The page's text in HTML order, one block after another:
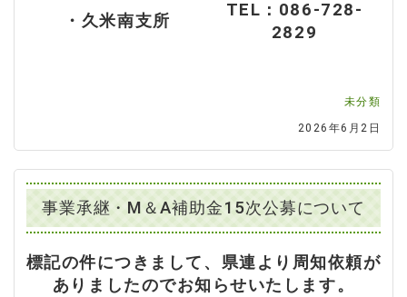
・久米南支所
TEL：086-728-
2829
未分類
2026年6月2日
事業承継・M＆A補助金15次公募について
標記の件につきまして、県連より周知依頼が
ありましたのでお知らせいたします。